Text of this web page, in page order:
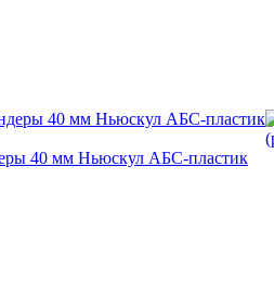
40 мм Ньюскул АБС-пластик